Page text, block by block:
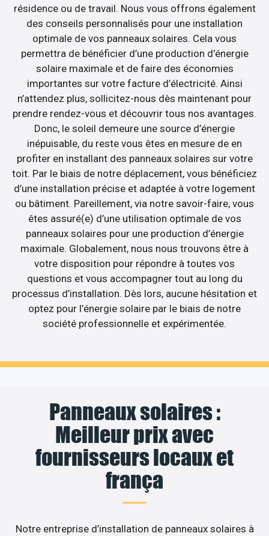
résidence ou de travail. Nous vous offrons également
des conseils personnalisés pour une installation
optimale de vos panneaux solaires. Cela vous
permettra de bénéficier d’une production d’énergie
solaire maximale et de faire des économies
importantes sur votre facture d’électricité. Ainsi
n’attendez plus, sollicitez-nous dès maintenant pour
prendre rendez-vous et découvrir tous nos avantages.
Donc, le soleil demeure une source d’énergie
inépuisable, du reste vous êtes en mesure de en
profiter en installant des panneaux solaires sur votre
toit. Par le biais de notre déplacement, vous bénéficiez
d’une installation précise et adaptée à votre logement
ou bâtiment. Pareillement, via notre savoir-faire, vous
êtes assuré(e) d’une utilisation optimale de vos
panneaux solaires pour une production d’énergie
maximale. Globalement, nous nous trouvons être à
votre disposition pour répondre à toutes vos
questions et vous accompagner tout au long du
processus d’installation. Dès lors, aucune hésitation et
optez pour l’énergie solaire par le biais de notre
société professionnelle et expérimentée.
Panneaux solaires :
Meilleur prix avec
fournisseurs locaux et
frança
Notre entreprise d’installation de panneaux solaires à